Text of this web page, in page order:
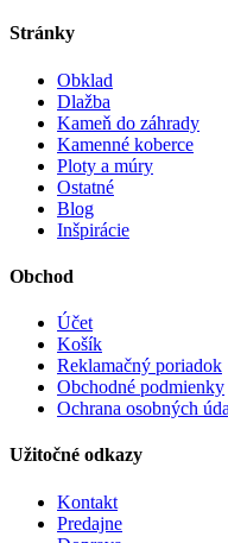
Stránky
Obklad
Dlažba
Kameň do záhrady
Kamenné koberce
Ploty a múry
Ostatné
Blog
Inšpirácie
Obchod
Účet
Košík
Reklamačný poriadok
Obchodné podmienky
Ochrana osobných
Užitočné odkazy
Kontakt
Predajne